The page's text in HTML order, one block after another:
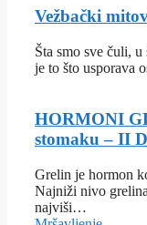
Vežbački
Šta smo sve čuli, u
je to što usporava
HORMONI
stomaku – II
Grelin je hormon
Najniži nivo
najviši…